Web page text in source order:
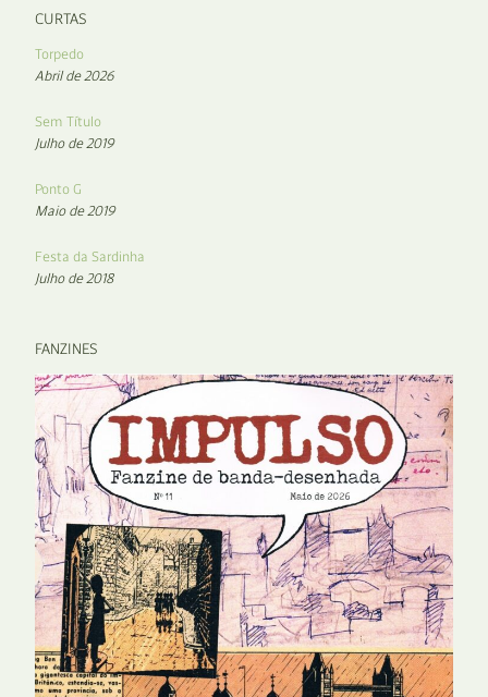
CURTAS
Torpedo
Abril de 2026
Sem Título
Julho de 2019
Ponto G
Maio de 2019
Festa da Sardinha
Julho de 2018
FANZINES